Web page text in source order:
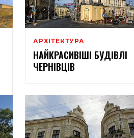
АРХІТЕКТУРА
НАЙКРАСИВІШІ БУДІВЛІ
ЧЕРНІВЦІВ